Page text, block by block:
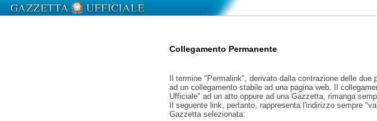
Collegamento Permanente
Il termine "Permalink", derivato dalla contrazione delle due
ad un collegamento stabile ad una pagina web. Il
Ufficiale" ad un atto oppure ad una Gazzetta, rimanga
Il seguente link, pertanto, rappresenta l'indirizzo sempre
Gazzetta selezionata: